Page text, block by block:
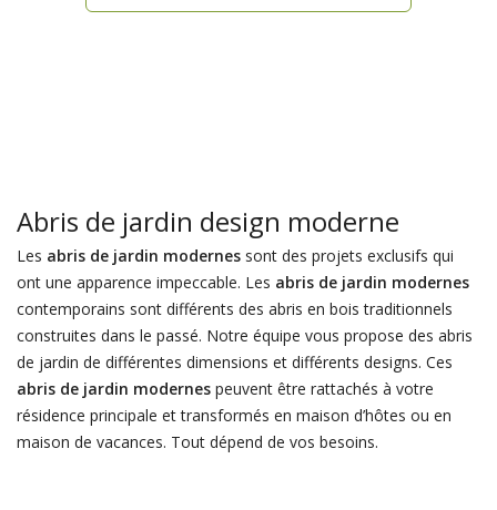
Abris de jardin design moderne
Les abris de jardin modernessont des projets exclusifs qui
ont une apparence impeccable. Les abris de jardin modernes
contemporains sont différents des abris en bois traditionnels
construites dans le passé. Notre équipe vous propose des abris
de jardin de différentes dimensions et différents designs. Ces
abris de jardin modernespeuvent être rattachés à votre
résidence principale et transformés en maison d’hôtes ou en
maison de vacances. Tout dépend de vos besoins.